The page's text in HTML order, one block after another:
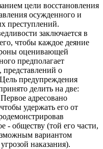
цели восстановления
осужденного и
преступлений.
заключается в
чтобы каждое деяние
оценивающей
предполагает
представлений о
предупреждения
делить на две:
адресовано
удержать его от
- обществу (той его части,
вариантом
наказания).